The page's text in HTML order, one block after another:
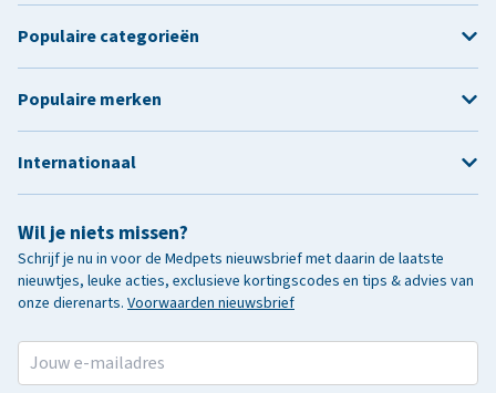
Wil je niets missen?
Schrijf je nu in voor de Medpets nieuwsbrief met daarin de laatste
nieuwtjes, leuke acties, exclusieve kortingscodes en tips & advies van
onze dierenarts. Voorwaarden nieuwsbrief
Populaire categorieën
Populaire merken
Internationaal